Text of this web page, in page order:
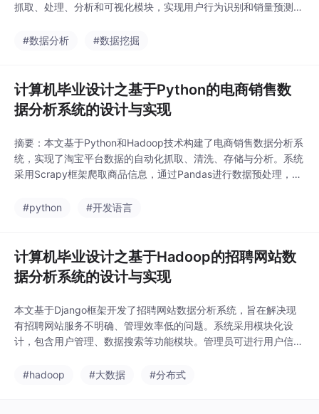
抓取、处理、分析和可视化模块，实现用户行为识别和销量预测功
商企业提供实时数据支持和决策依据。通过优化数据质量和算法性
#数据分析 #数据挖掘
计算机毕业设计之基于Python的电商销售数
据分析系统的设计与实现
摘要：本文基于Python和Hadoop技术构建了电商销售数据分析系
统，实现了淘宝平台数据的自动化抓取、清洗、存储与分析。系统
采用Scrapy框架爬取商品信息，通过Pandas进行数据预处理，利
集模块自动获取商品标题、价格等关键信息；2）构建包含数据看
#python #开发语言
计算机毕业设计之基于Hadoop的招聘网站数
据分析系统的设计与实现
本文基于Django框架开发了招聘网站数据分析系统，旨在解决现
有招聘网站服务不明确、管理效率低的问题。系统采用模块化设
计，包含用户管理、数据搜索等功能模块。管理员可进行用户信息
过需求分析建立了开发模型，构建了相应的开发环境，最终完成开
#hadoop #大数据 #分布式